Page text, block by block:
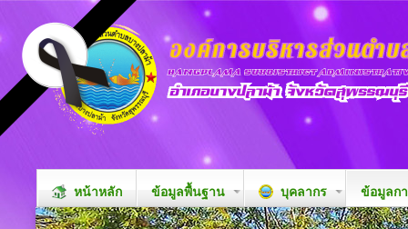
หน้าหลัก ข้อมูลพื้นฐาน บุคลากร ข้อมูลก